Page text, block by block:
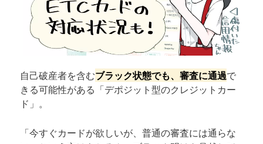
自己破産者を含むブラック状態でも、審査に通過で
きる可能性がある「デポジット型のクレジットカー
ド」。
「今すぐカードが欲しいが、普通の審査には通らな